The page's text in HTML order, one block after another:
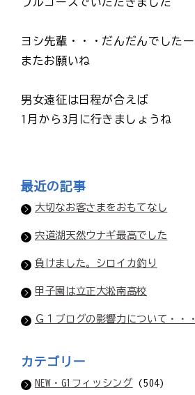
ヨシ先輩・・・だんだんでしたー
またお願いね
男女遠征は日程が合えば
1月から3月に行きましょうね
最近の記事
大切なお客さまをおもてなし
宍道湖天然ウナギ最高でした
負けました。シロイカ釣り
甲子園は立正大淞南高校
Ｇ１ブログの影響力について・・・
カテゴリー
NEW・G1フィッシング(504)